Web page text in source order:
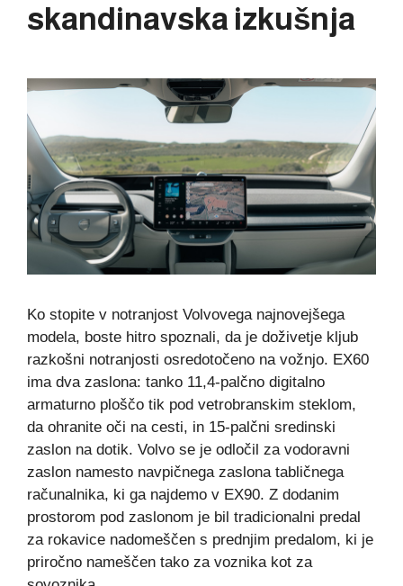
skandinavska izkušnja
Ko stopite v notranjost Volvovega najnovejšega
modela, boste hitro spoznali, da je doživetje kljub
razkošni notranjosti osredotočeno na vožnjo. EX60
ima dva zaslona: tanko 11,4-palčno digitalno
armaturno ploščo tik pod vetrobranskim steklom,
da ohranite oči na cesti, in 15-palčni sredinski
zaslon na dotik. Volvo se je odločil za vodoravni
zaslon namesto navpičnega zaslona tabličnega
računalnika, ki ga najdemo v EX90. Z dodanim
prostorom pod zaslonom je bil tradicionalni predal
za rokavice nadomeščen s prednjim predalom, ki je
priročno nameščen tako za voznika kot za